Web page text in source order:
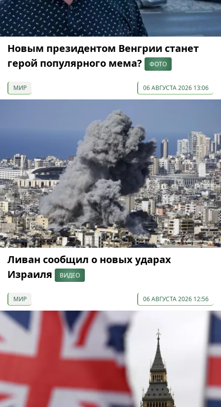
Новым президентом Венгрии станет
герой популярного мема?
ФОТО
МИР 06 АВГУСТА 2026 13:06
Ливан сообщил о новых ударах
Израиля
ВИДЕО
МИР 06 АВГУСТА 2026 12:56